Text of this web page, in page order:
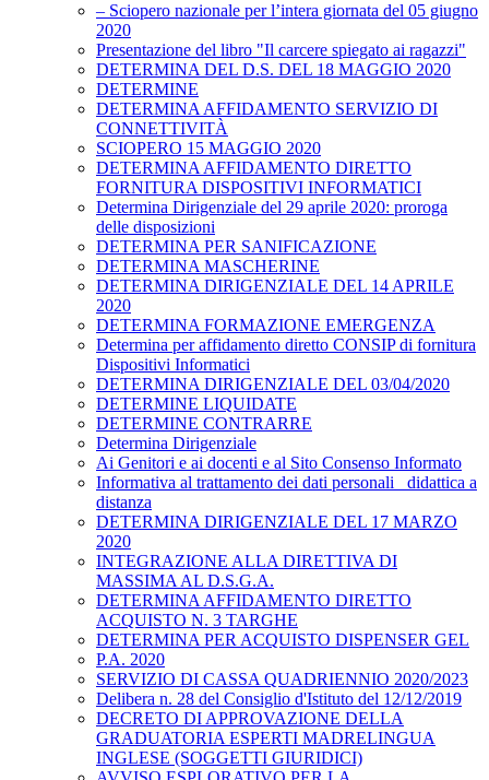
– Sciopero nazionale per l’intera giornata del 05 giugno
2020
Presentazione del libro "Il carcere spiegato ai ragazzi"
DETERMINA DEL D.S. DEL 18 MAGGIO 2020
DETERMINE
DETERMINA AFFIDAMENTO SERVIZIO DI
CONNETTIVITÀ
SCIOPERO 15 MAGGIO 2020
DETERMINA AFFIDAMENTO DIRETTO
FORNITURA DISPOSITIVI INFORMATICI
Determina Dirigenziale del 29 aprile 2020: proroga
delle disposizioni
DETERMINA PER SANIFICAZIONE
DETERMINA MASCHERINE
DETERMINA DIRIGENZIALE DEL 14 APRILE
2020
DETERMINA FORMAZIONE EMERGENZA
Determina per affidamento diretto CONSIP di fornitura
Dispositivi Informatici
DETERMINA DIRIGENZIALE DEL 03/04/2020
DETERMINE LIQUIDATE
DETERMINE CONTRARRE
Determina Dirigenziale
Ai Genitori e ai docenti e al Sito Consenso Informato
Informativa al trattamento dei dati personali _didattica a
distanza
DETERMINA DIRIGENZIALE DEL 17 MARZO
2020
INTEGRAZIONE ALLA DIRETTIVA DI
MASSIMA AL D.S.G.A.
DETERMINA AFFIDAMENTO DIRETTO
ACQUISTO N. 3 TARGHE
DETERMINA PER ACQUISTO DISPENSER GEL
P.A. 2020
SERVIZIO DI CASSA QUADRIENNIO 2020/2023
Delibera n. 28 del Consiglio d'Istituto del 12/12/2019
DECRETO DI APPROVAZIONE DELLA
GRADUATORIA ESPERTI MADRELINGUA
INGLESE (SOGGETTI GIURIDICI)